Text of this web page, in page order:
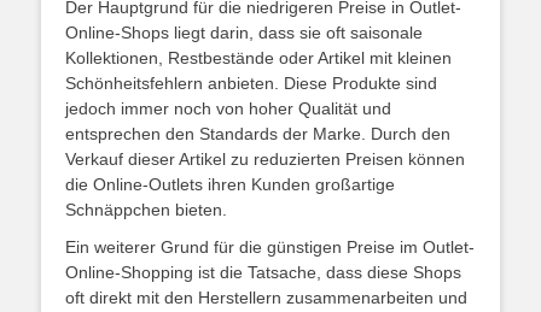
Der Hauptgrund für die niedrigeren Preise in Outlet-
Online-Shops liegt darin, dass sie oft saisonale
Kollektionen, Restbestände oder Artikel mit kleinen
Schönheitsfehlern anbieten. Diese Produkte sind
jedoch immer noch von hoher Qualität und
entsprechen den Standards der Marke. Durch den
Verkauf dieser Artikel zu reduzierten Preisen können
die Online-Outlets ihren Kunden großartige
Schnäppchen bieten.
Ein weiterer Grund für die günstigen Preise im Outlet-
Online-Shopping ist die Tatsache, dass diese Shops
oft direkt mit den Herstellern zusammenarbeiten und